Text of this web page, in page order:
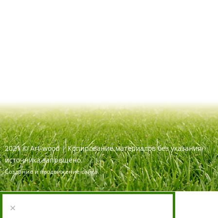
2021 ©Art-wood |Копирование материалов без указания
источника запрещено.
Создание и продвижение сайта
×